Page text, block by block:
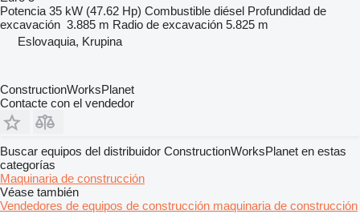
Potencia 35 kW (47.62 Hp) Combustible diésel Profundidad de
excavación 3.885 m Radio de excavación 5.825 m
Eslovaquia, Krupina
ConstructionWorksPlanet
Contacte con el vendedor
Buscar equipos del distribuidor ConstructionWorksPlanet en estas
categorías
Maquinaria de construcción
Véase también
Vendedores de equipos de construcción maquinaria de construcción